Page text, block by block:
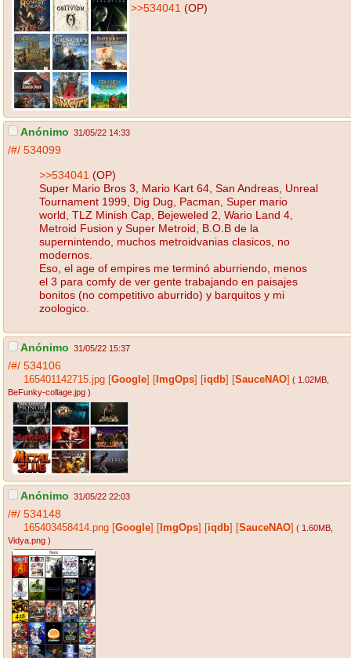
>>534041 (OP)
Anónimo 31/05/22 14:33
/#/ 534099
>>534041 (OP)
Super Mario Bros 3, Mario Kart 64, San Andreas, Unreal
Tournament 1999, Dig Dug, Pacman, Super mario
world, TLZ Minish Cap, Bejeweled 2, Wario Land 4,
Metroid Fusion y Super Metroid, B.O.B de la
supernintendo, muchos metroidvanias clasicos, no
modernos.
Eso, el age of empires me terminó aburriendo, menos
el 3 para comfy de ver gente trabajando en paisajes
bonitos (no competitivo aburrido) y barquitos y mi
zoologico.
Anónimo 31/05/22 15:37
/#/ 534106
165401142715.jpg Google ImgOps iqdb SauceNAO ( 1.02MB
BeFunky-collage.jpg )
Anónimo 31/05/22 22:03
/#/ 534148
165403458414.png Google ImgOps iqdb SauceNAO ( 1.60MB
Vidya.png )